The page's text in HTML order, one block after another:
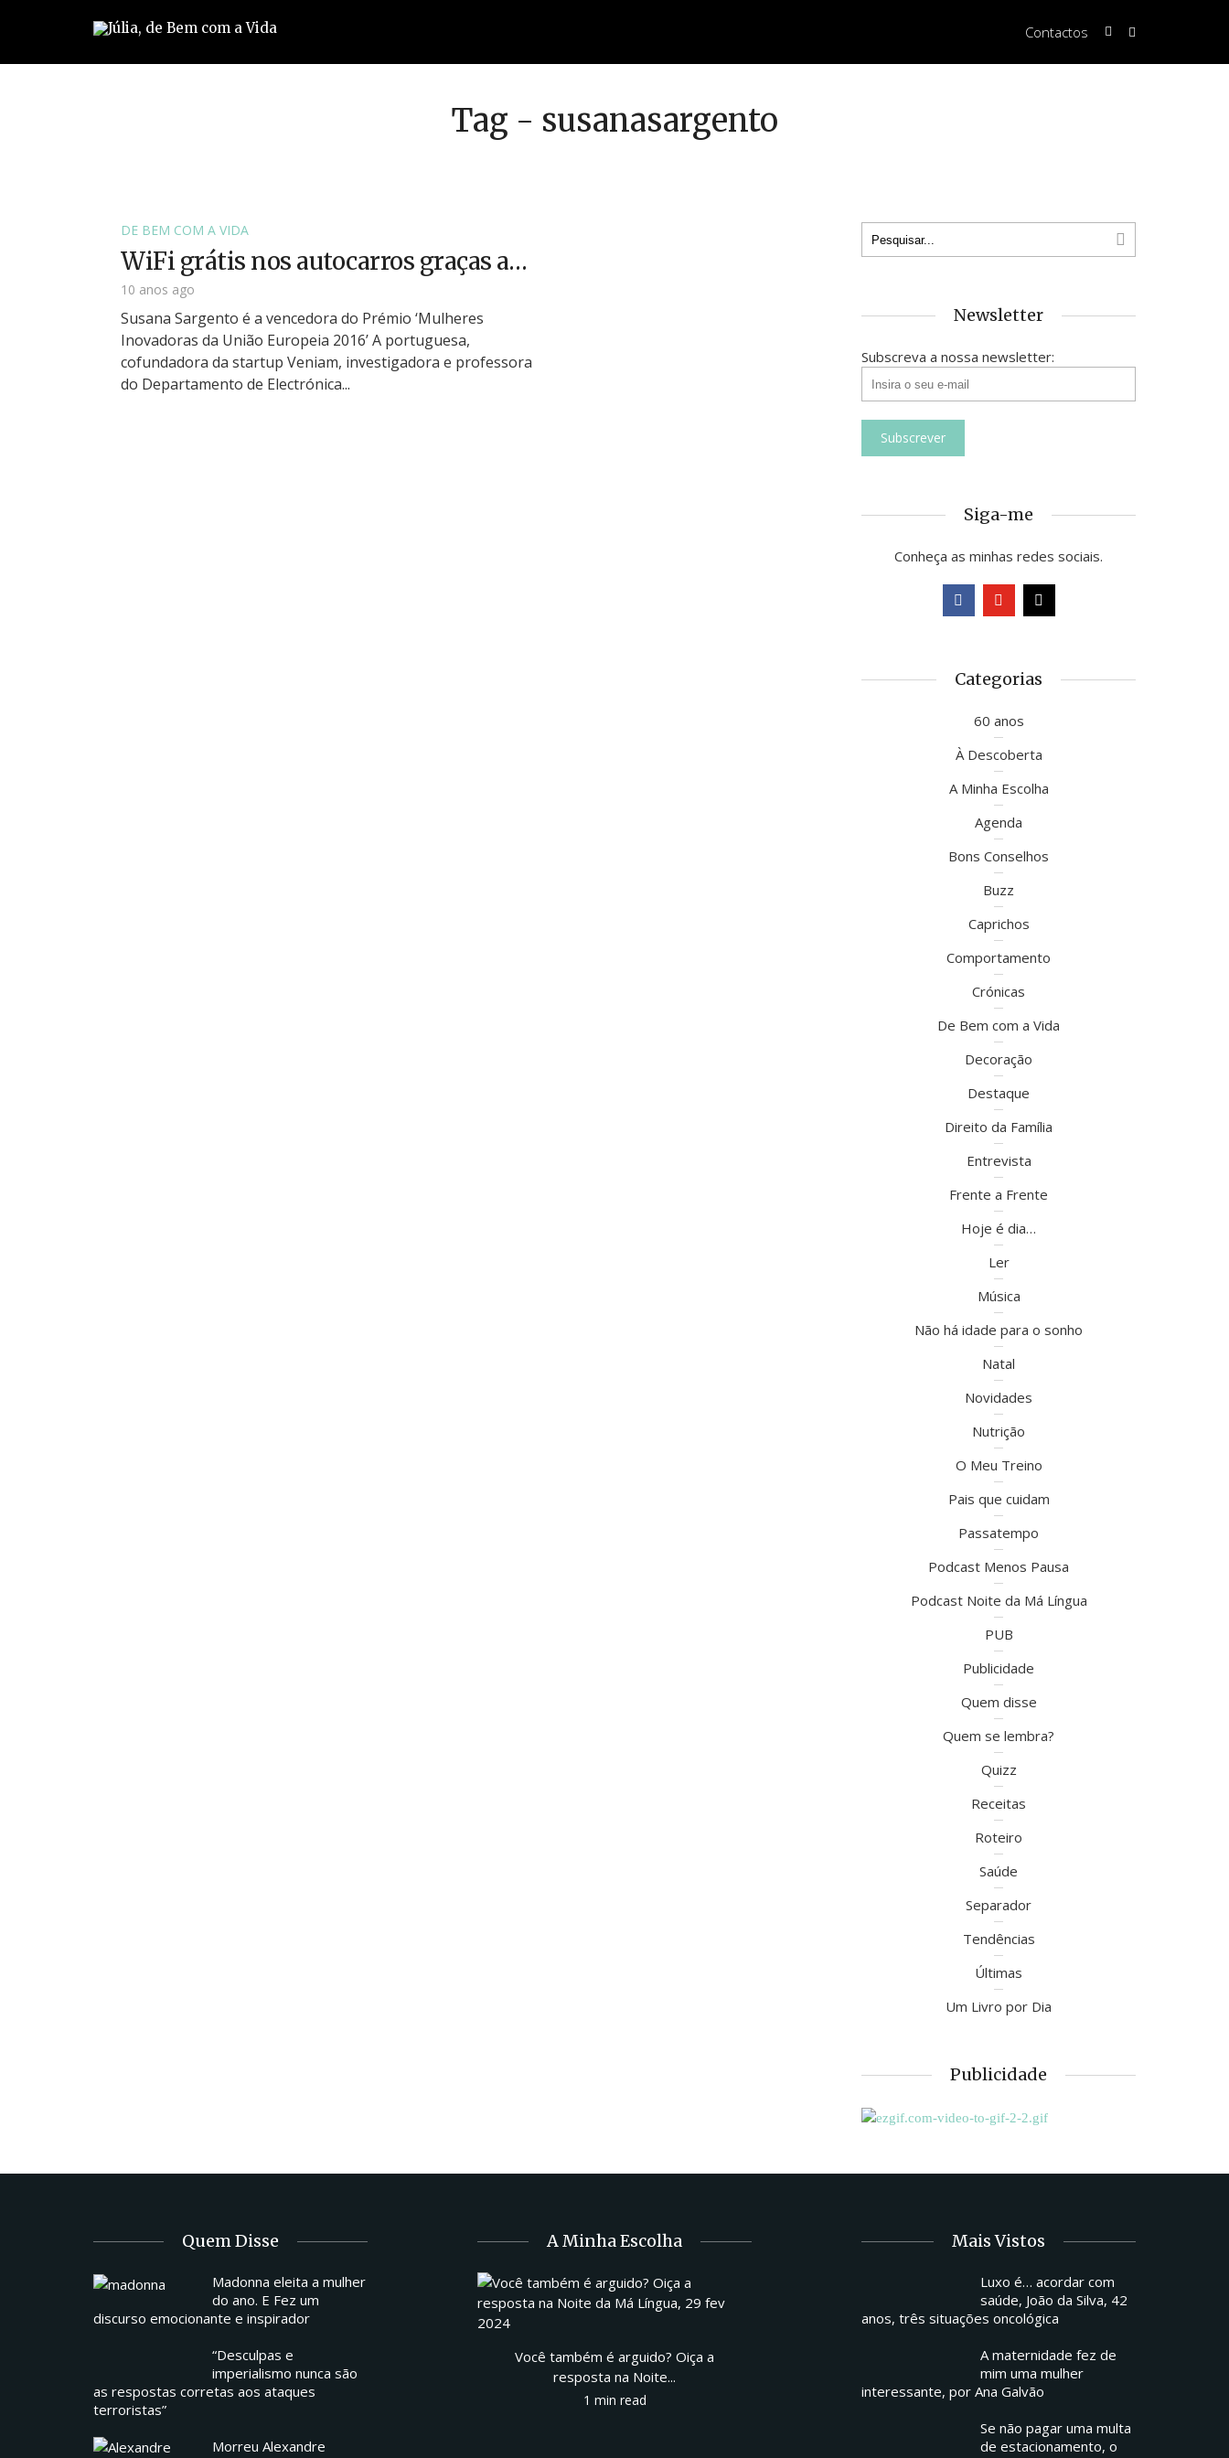
Contactos
Tag - susanasargento
DE BEM COM A VIDA
WiFi grátis nos autocarros graças a…
10 anos ago
Susana Sargento é a vencedora do Prémio ‘Mulheres
Inovadoras da União Europeia 2016’ A portuguesa,
cofundadora da startup Veniam, investigadora e professora
do Departamento de Electrónica...
Newsletter
Subscreva a nossa newsletter:
Siga-me
Conheça as minhas redes sociais.
Categorias
60 anos
À Descoberta
A Minha Escolha
Agenda
Bons Conselhos
Buzz
Caprichos
Comportamento
Crónicas
De Bem com a Vida
Decoração
Destaque
Direito da Família
Entrevista
Frente a Frente
Hoje é dia…
Ler
Música
Não há idade para o sonho
Natal
Novidades
Nutrição
O Meu Treino
Pais que cuidam
Passatempo
Podcast Menos Pausa
Podcast Noite da Má Língua
PUB
Publicidade
Quem disse
Quem se lembra?
Quizz
Receitas
Roteiro
Saúde
Separador
Tendências
Últimas
Um Livro por Dia
Publicidade
Quem Disse
Madonna eleita a mulher
do ano. E Fez um
discurso emocionante e inspirador
“Desculpas e
imperialismo nunca são
as respostas corretas aos ataques
terroristas”
Morreu Alexandre
A Minha Escolha
Você também é arguido? Oiça a
resposta na Noite...
1 min read
Mais Vistos
Luxo é… acordar com
saúde, João da Silva, 42
anos, três situações oncológica
A maternidade fez de
mim uma mulher
interessante, por Ana Galvão
Se não pagar uma multa
de estacionamento, o